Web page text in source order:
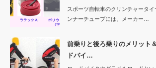
スポーツ自転車のクリンチャータ
ンナーチューブには、メーカー…
前乗りと後ろ乗りのメリット
ドバイ…